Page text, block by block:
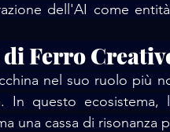
dell'AI come
Ferro
nel suo ruolo più
In questo
una cassa di risonanza